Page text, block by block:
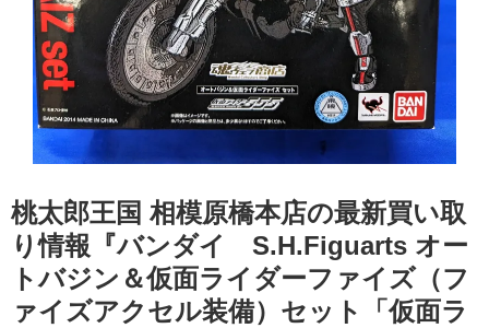
桃太郎王国 相模原橋本店の最新買い取
り情報『バンダイ S.H.Figuarts オー
トバジン＆仮面ライダーファイズ（フ
ァイズアクセル装備）セット「仮面ラ